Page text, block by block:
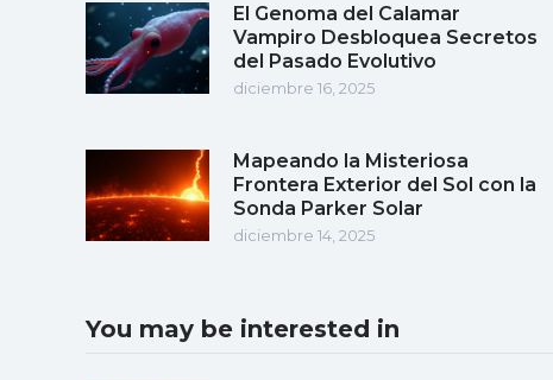
El Genoma del Calamar
Vampiro Desbloquea Secretos
del Pasado Evolutivo
diciembre 16, 2025
Mapeando la Misteriosa
Frontera Exterior del Sol con la
Sonda Parker Solar
diciembre 14, 2025
You may be interested in